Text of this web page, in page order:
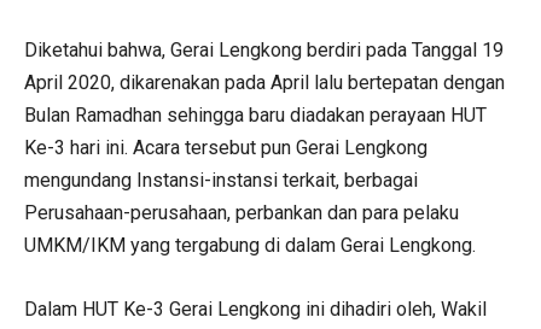
Diketahui bahwa, Gerai Lengkong berdiri pada Tanggal 19
April 2020, dikarenakan pada April lalu bertepatan dengan
Bulan Ramadhan sehingga baru diadakan perayaan HUT
Ke-3 hari ini. Acara tersebut pun Gerai Lengkong
mengundang Instansi-instansi terkait, berbagai
Perusahaan-perusahaan, perbankan dan para pelaku
UMKM/IKM yang tergabung di dalam Gerai Lengkong.
Dalam HUT Ke-3 Gerai Lengkong ini dihadiri oleh, Wakil